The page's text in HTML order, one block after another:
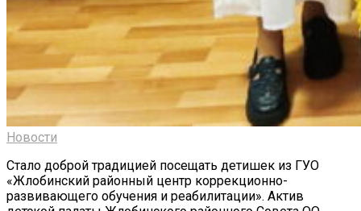
Новости
Стало доброй традицией посещать детишек из ГУО
«Жлобинский районный центр коррекционно-
развивающего обучения и реабилитации». Актив